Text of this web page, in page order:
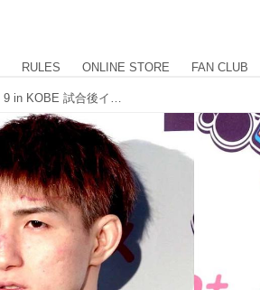
RULES ONLINE STORE FAN CLUB